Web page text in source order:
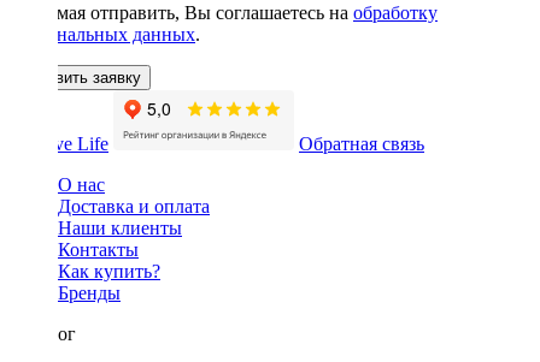
Нажимая отправить, Вы соглашаетесь на обработку
персональных данных.
Оставить заявку
Обратная связь
О нас
Доставка и оплата
Наши клиенты
Контакты
Как купить?
Бренды
Каталог